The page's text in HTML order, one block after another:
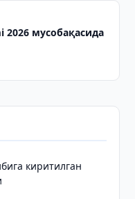
мусобақасида
киритилган